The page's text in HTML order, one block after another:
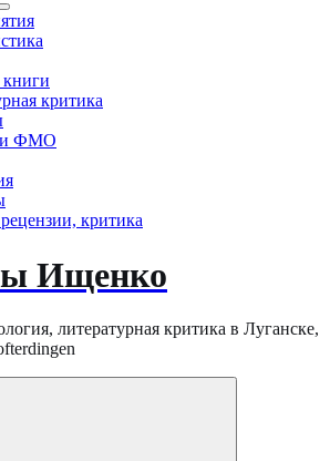
критика
ФМО
критика
Ищенко
литературная критика в Луганске,